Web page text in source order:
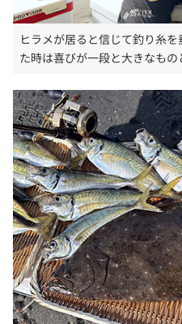
ヒラメが居ると信じて釣り糸
た時は喜びが一段と大きなもの